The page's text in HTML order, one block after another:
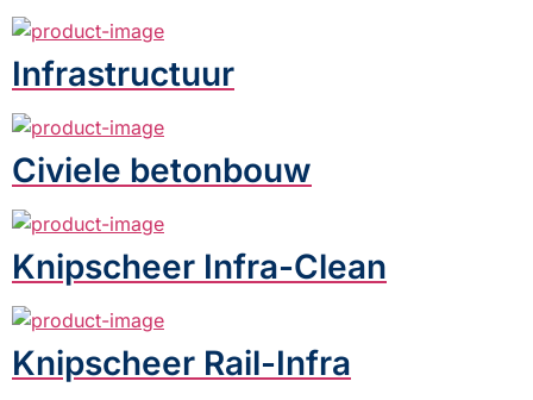
Infrastructuur
Civiele betonbouw
Knipscheer Infra-Clean
Knipscheer Rail-Infra